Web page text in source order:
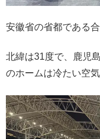
安徽省の省都である合
北緯は31度で、鹿児
のホームは冷たい空